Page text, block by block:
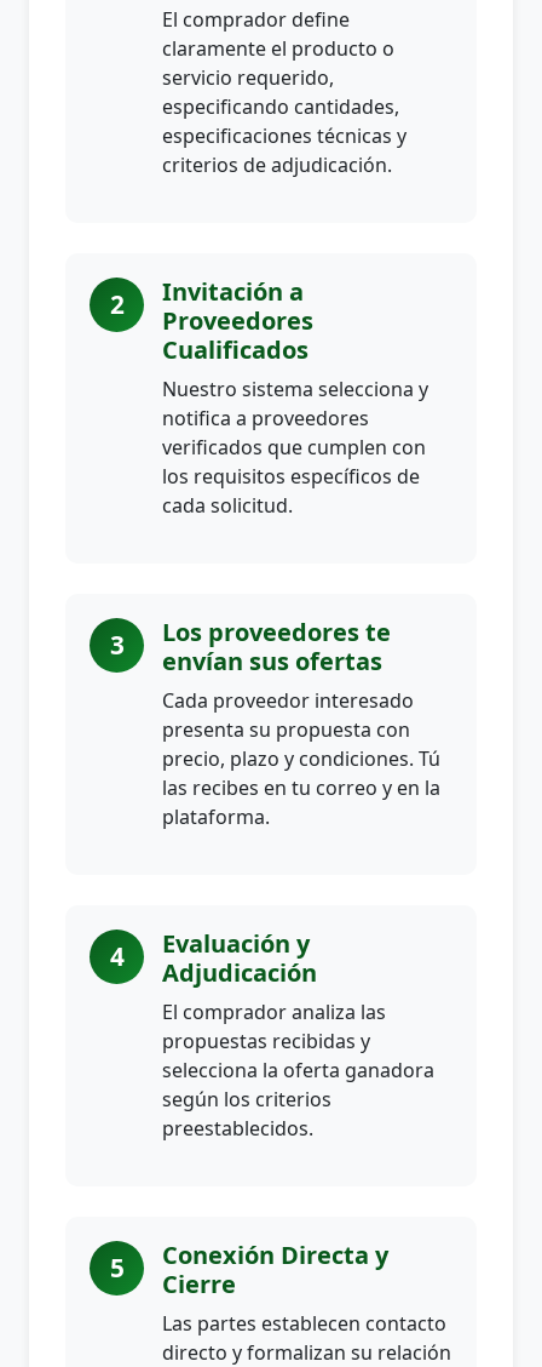
El comprador define
claramente el producto o
servicio requerido,
especificando cantidades,
especificaciones técnicas y
criterios de adjudicación.
2
Invitación a
Proveedores
Cualificados
Nuestro sistema selecciona y
notifica a proveedores
verificados que cumplen con
los requisitos específicos de
cada solicitud.
3
Los proveedores te
envían sus ofertas
Cada proveedor interesado
presenta su propuesta con
precio, plazo y condiciones. Tú
las recibes en tu correo y en la
plataforma.
4
Evaluación y
Adjudicación
El comprador analiza las
propuestas recibidas y
selecciona la oferta ganadora
según los criterios
preestablecidos.
5
Conexión Directa y
Cierre
Las partes establecen contacto
directo y formalizan su relación